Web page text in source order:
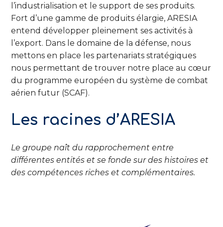
l’industrialisation et le support de ses produits.
Fort d’une gamme de produits élargie, ARESIA
entend développer pleinement ses activités à
l’export. Dans le domaine de la défense, nous
mettons en place les partenariats stratégiques
nous permettant de trouver notre place au cœur
du programme européen du système de combat
aérien futur (SCAF).
Les racines d’ARESIA
Le groupe naît du rapprochement entre
différentes entités et se fonde sur des histoires et
des compétences riches et complémentaires.